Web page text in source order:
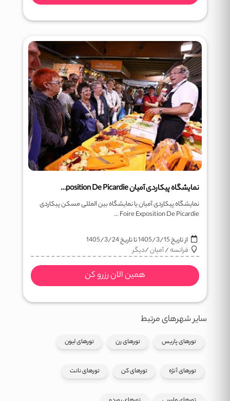
نمایشگاه پیکاردی آمیان Foire Exposition De Picardie
نمایشگاه پیکاردی آمیان یا نمایشگاه بین المللی مسکن پیکاردی
Foire Exposition De Picardie ...
از تاریخ1405/3/15تا تاریخ1405/3/24
فرانسه/آمیان/دیگر
همین الان رزرو کن
سایر شهرهای مرتبط
تورهای پاریس تورهای رن تورهای لیون
تورهای آنژه تورهای کن تورهای نانت